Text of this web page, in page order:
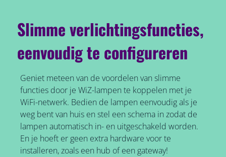
Slimme verlichtingsfuncties,
eenvoudig te configureren
Geniet meteen van de voordelen van slimme
functies door je WiZ-lampen te koppelen met je
WiFi-netwerk. Bedien de lampen eenvoudig als je
weg bent van huis en stel een schema in zodat de
lampen automatisch in- en uitgeschakeld worden.
En je hoeft er geen extra hardware voor te
installeren, zoals een hub of een gateway!